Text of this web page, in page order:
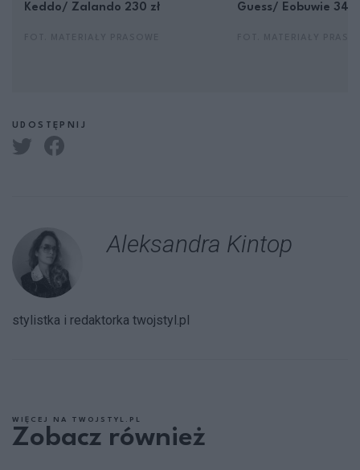
Keddo/ Zalando 230 zł Guess/ Eobuwie
UDOSTĘPNIJ
Aleksandra Kintop
stylistka i redaktorka twojstyl.pl
WIĘCEJ NA TWOJSTYL.PL
Zobacz również